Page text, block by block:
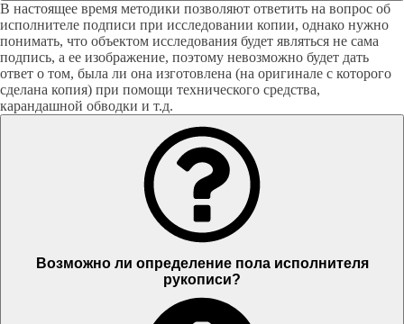
В настоящее время методики позволяют ответить на вопрос об
исполнителе подписи при исследовании копии, однако нужно
понимать, что объектом исследования будет являться не сама
подпись, а ее изображение, поэтому невозможно будет дать
ответ о том, была ли она изготовлена (на оригинале с которого
сделана копия) при помощи технического средства,
карандашной обводки и т.д.
Возможно ли определение пола исполнителя
рукописи?